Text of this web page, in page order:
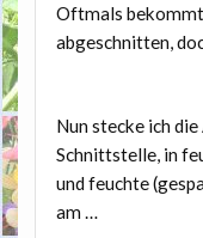
Oftmals
abgeschnitten,
Nun stecke ich
Schnittstelle, in
und feuchte
am …